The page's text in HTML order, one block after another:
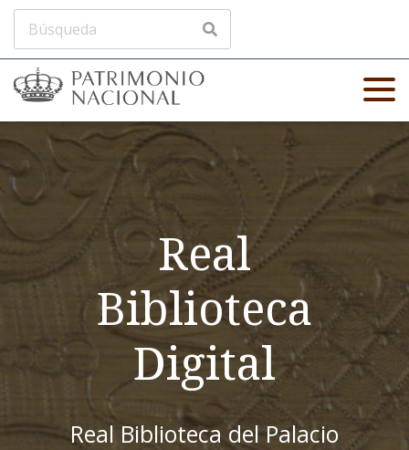
Real
Biblioteca
Digital
Real Biblioteca del Palacio